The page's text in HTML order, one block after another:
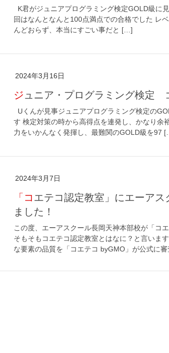
K君がジュニアプログラミング検定GOLD級に
回はなんとなんと100点満点での合格でした レ
んどおらず、本当にすごい事だと […]
2024年3月16日
ジュニア・プログラミング検定
Uくんが見事ジュニアプログラミング検定の
す 検定対策の時から高得点を連発し、かなり余
力をいかんなく発揮し、最難関のGOLD級を97
2024年3月7日
「コエテコ認定教室」にエーアスクール長岡天神本部校が選ばれ
ました！
この度、エーアスクール長岡天神本部校が「コ
そもそもコエテコ認定教室とはなに？と言いま
な要素の品質を「コエテコ byGMO」が公式に